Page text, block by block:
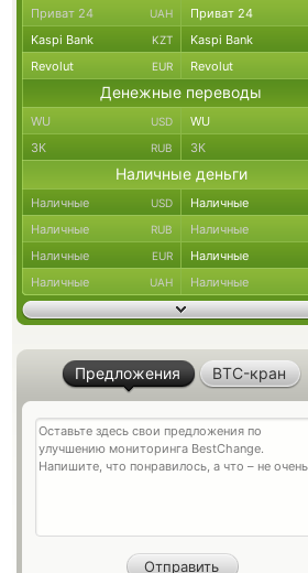
Приват 24 UAH Приват 24
Kaspi Bank KZT Kaspi Bank
Revolut EUR Revolut
Денежные переводы
WU USD WU
ЗК RUB ЗК
Наличные деньги
Наличные USD Наличные
Наличные RUB Наличные
Наличные EUR Наличные
Наличные UAH Наличные
Предложения BTC-кран